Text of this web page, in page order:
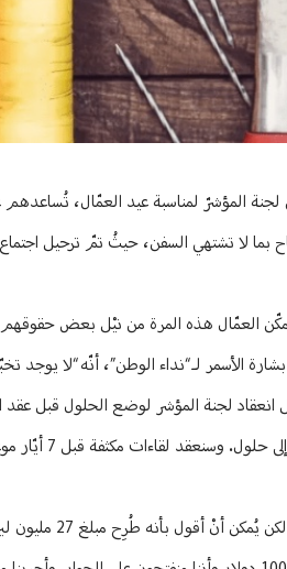
المؤشرّ لمناسبة عيد العمّال، تُساعدهم
بما لا تشتهي السفن، حيثُ تمّ ترحيل
العمّال هذه المرة من نيْل بعض
الأسمر لـ “نداء الوطن”، أنّه “لا يوجد
انعقاد لجنة المؤشر لوضع الحلول قبل
مكثفة قبل 7 أيّار موعد الاجتماع”.